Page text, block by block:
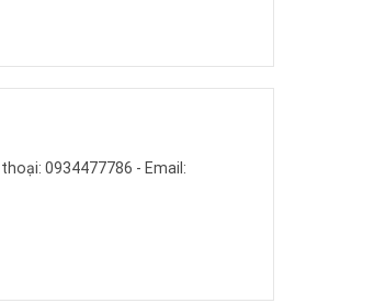
0934477786 - Email: